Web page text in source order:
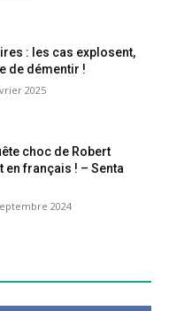
: les cas explosent,
de démentir !
2025
choc de Robert
en français ! – Senta
2024